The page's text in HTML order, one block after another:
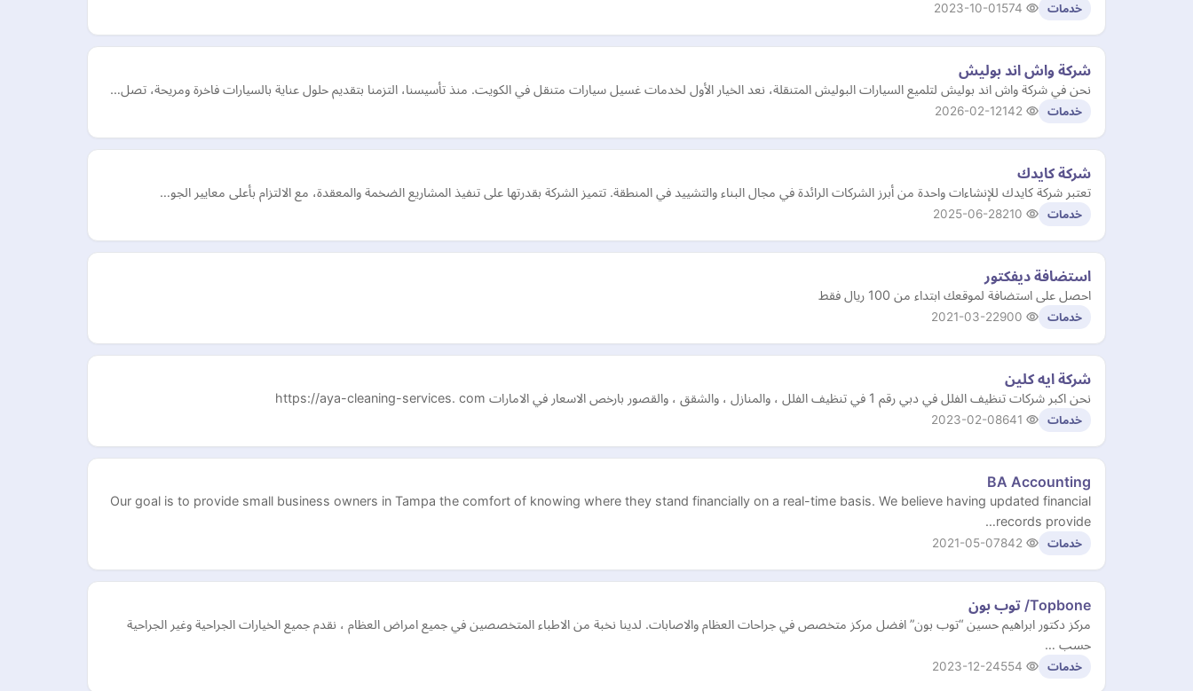
خدمات 2023-10-01
شركة واش اند بوليش
نحن في شركة واش اند بوليش لتلميع السيارات البوليش المتنقلة، نعد الخيار الأول لخدمات غسيل سيارات متنقل في الكويت. منذ تأسيسنا، التزمنا بتقديم حلول عناية بالسيارات فاخرة ومريحة، تصل…
خدمات 2026-02-12
شركة كايدك
تعتبر شركة كايدك للإنشاءات واحدة من أبرز الشركات الرائدة في مجال البناء والتشييد في المنطقة. تتميز الشركة بقدرتها على تنفيذ المشاريع الضخمة والمعقدة، مع الالتزام بأعلى معايير الجو…
خدمات 2025-06-28
استضافة ديفكتور
احصل على استضافة لموقعك ابتداء من 100 ريال فقط
خدمات 2021-03-22
شركة ايه كلين
نحن اكبر شركات تنظيف الفلل في دبي رقم 1 في تنظيف الفلل ، والمنازل ، والشقق ، والقصور بارخص الاسعار في الامارات https://aya-cleaning-services. com
خدمات 2023-02-08
BA Accounting
Our goal is to provide small business owners in Tampa the comfort of knowing where they stand financially on a real-time basis. We believe having updated financial
records provide…
خدمات 2021-05-07
Topbone/ توب بون
مركز دكتور ابراهيم حسين “توب بون” افضل مركز متخصص في جراحات العظام والاصابات. لدينا نخبة من الاطباء المتخصصين في جميع امراض العظام ، نقدم جميع الخيارات الجراحية وغير الجراحية
حسب …
خدمات 2023-12-24